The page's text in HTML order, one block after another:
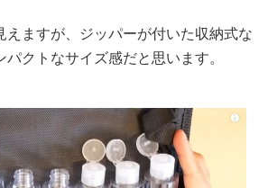
えますが、ジッパーが付いた収納式な
クトなサイズ感だと思います。